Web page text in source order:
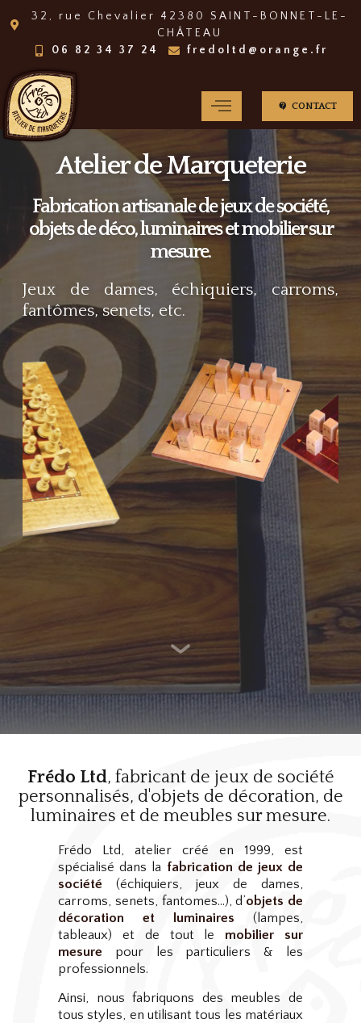
32, rue Chevalier 42380 SAINT-BONNET-LE-
CHÂTEAU
06 82 34 37 24
fredoltd@orange.fr
CONTACT
Atelier de Marqueterie
Fabrication artisanale de jeux de société,
objets de déco, luminaires et mobilier sur
mesure.
Jeux de dames, échiquiers, carroms,
fantômes, senets, etc.
Frédo Ltd, fabricant de jeux de société
personnalisés, d'objets de décoration, de
luminaires et de meubles sur mesure.
Frédo Ltd, atelier créé en 1999, est
spécialisé dans la fabrication de jeux de
société (échiquiers, jeux de dames,
carroms, senets, fantomes…), d’objets de
décoration et luminaires (lampes,
tableaux) et de tout le mobilier sur
mesure pour les particuliers & les
professionnels.
Ainsi, nous fabriquons des meubles de
tous styles, en utilisant tous les matériaux